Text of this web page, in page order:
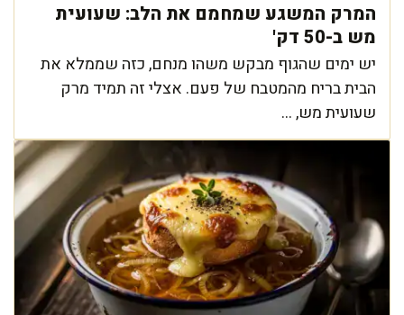
המרק המשגע שמחמם את הלב: שעועית
מש ב-50 דק'
יש ימים שהגוף מבקש משהו מנחם, כזה שממלא את
הבית בריח מהמטבח של פעם. אצלי זה תמיד מרק
שעועית מש, ...